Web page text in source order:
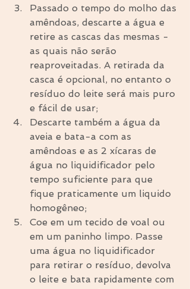
Passado o tempo do molho das
amêndoas, descarte a água e
retire as cascas das mesmas -
as quais não serão
reaproveitadas. A retirada da
casca é opcional, no entanto o
resíduo do leite será mais puro
e fácil de usar;
Descarte também a água da
aveia e bata-a com as
amêndoas e as 2 xícaras de
água no liquidificador pelo
tempo suficiente para que
fique praticamente um liquido
homogêneo;
Coe em um tecido de voal ou
em um paninho limpo. Passe
uma água no liquidificador
para retirar o resíduo, devolva
o leite e bata rapidamente com